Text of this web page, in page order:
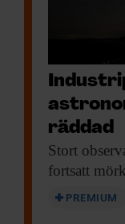
räddad
Stort
fortsatt
PREMIUM